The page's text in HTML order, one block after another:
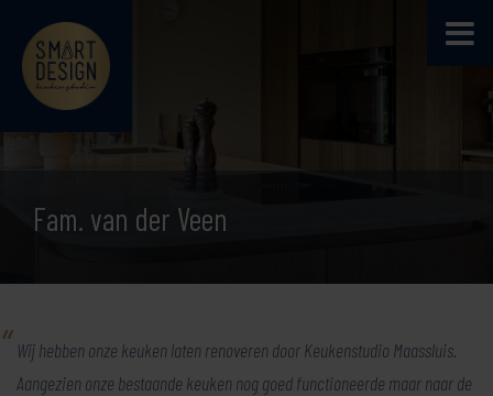
Fam. van der Veen
Wij hebben onze keuken laten renoveren door Keukenstudio Maassluis.
Aangezien onze bestaande keuken nog goed functioneerde maar naar de